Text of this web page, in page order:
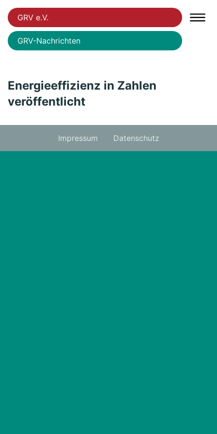
GRV e.V.
GRV-Nachrichten
Energieeffizienz in Zahlen
veröffentlicht
Impressum Datenschutz